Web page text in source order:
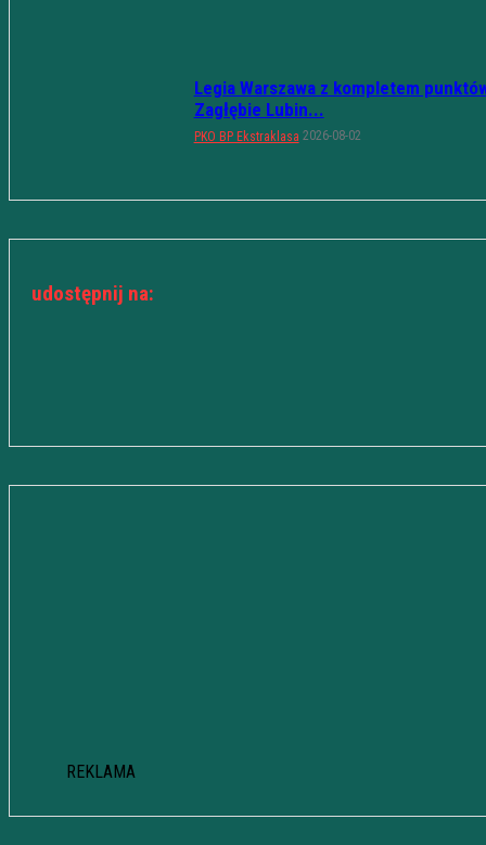
Legia Warszawa z kompletem
Zagłębie Lubin...
PKO BP Ekstraklasa 2026-08-02
udostępnij na:
REKLAMA